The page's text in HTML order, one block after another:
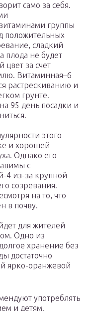
само за себя.
группы
положительных
сладкий
плода не будет
за счет
Витаминная–6
растрескиванию и
грунте.
95 день посадки и
этого
и хорошей
Однако его
с
4 из-за крупной
созревания.
на то, что
в почву.
для жителей
Одно из
хранение без
достаточно
ярко-оранжевой
употреблять
и детям.